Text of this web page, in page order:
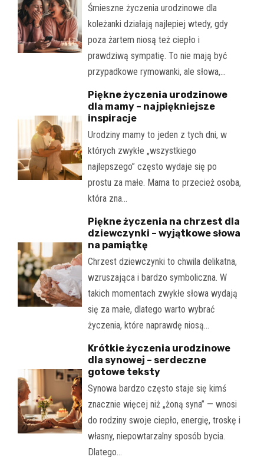
Śmieszne życzenia urodzinowe dla
koleżanki działają najlepiej wtedy, gdy
poza żartem niosą też ciepło i
prawdziwą sympatię. To nie mają być
przypadkowe rymowanki, ale słowa,…
Piękne życzenia urodzinowe
dla mamy – najpiękniejsze
inspiracje
Urodziny mamy to jeden z tych dni, w
których zwykłe „wszystkiego
najlepszego” często wydaje się po
prostu za małe. Mama to przecież osoba,
która zna…
Piękne życzenia na chrzest dla
dziewczynki – wyjątkowe słowa
na pamiątkę
Chrzest dziewczynki to chwila delikatna,
wzruszająca i bardzo symboliczna. W
takich momentach zwykłe słowa wydają
się za małe, dlatego warto wybrać
życzenia, które naprawdę niosą…
Krótkie życzenia urodzinowe
dla synowej – serdeczne
gotowe teksty
Synowa bardzo często staje się kimś
znacznie więcej niż „żoną syna” — wnosi
do rodziny swoje ciepło, energię, troskę i
własny, niepowtarzalny sposób bycia.
Dlatego…